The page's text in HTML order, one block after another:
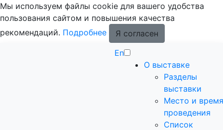
Мы используем файлы cookie для вашего удобства
пользования сайтом и повышения качества
рекомендаций. Подробнее
Я согласен
En
О выставке
Разделы
выставки
Место и время
проведения
Список